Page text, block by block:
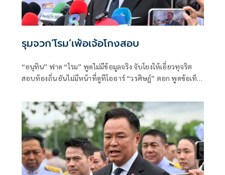
รุมจวก‘โรม’เพ้อเจ้อโกงสอบ
“อนุทิน” ฟาด “โรม” พูดไม่มีข้อมูลจริง จับโยงให้เอี่ยวทุจริต
สอบท้องถิ่น ยันไม่มีหน้าที่ดูทีโออาร์ “วรศิษฎ์” ตอก พูดข้อเท็จ